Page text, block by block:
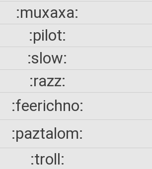
:muxaxa:
:pilot:
:slow:
:razz:
:feerichno:
:paztalom:
:troll: